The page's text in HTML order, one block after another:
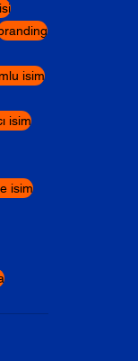
isim
isim
isim